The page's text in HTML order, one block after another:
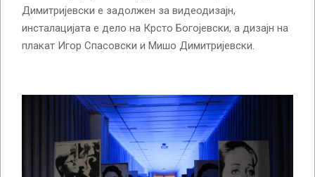
Димитријевски е задолжен за видеодизајн,
инсталацијата е дело на Крсто Богојевски, а дизајн на
плакат Игор Спасовски и Мишо Димитријевски.